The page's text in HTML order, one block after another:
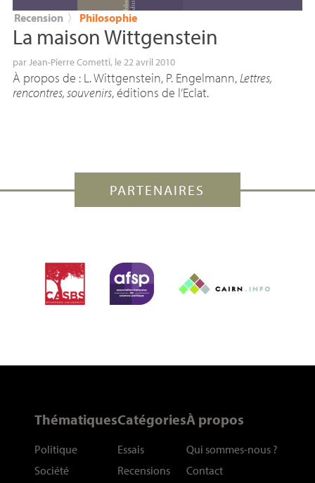
Recension 〉 Philosophie
La maison Wittgenstein
par Jean-Pierre Cometti, le 22 avril 2010
À propos de : L. Wittgenstein, P. Engelmann, Lettres,
rencontres, souvenirs, éditions de l’Eclat.
PARTENAIRES
Thématiques
Politique
Société
Catégories
Essais
Recensions
À propos
Qui sommes-nous ?
Contact